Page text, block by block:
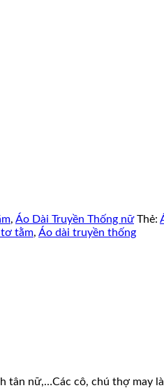
, Áo Dài Truyền Thống nữ Thẻ:
tằm, Áo dài truyền thống
tân nữ,…Các cô, chú thợ may